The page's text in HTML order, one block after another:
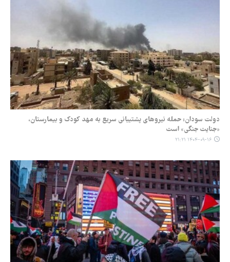
دولت سودان: حمله نیروهای پشتیبانی سریع به مهد کودک و بیمارستان،
«جنایت جنگی» است
۱۴۰۴-۰۹-۱۶ ۲۱:۲۱